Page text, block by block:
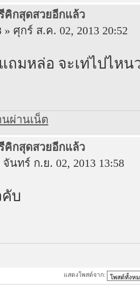
คิกสุดสวยอีกแล้ว
» ศุกร์ ส.ค. 02, 2013 20:52
ถมหล่อ จะเท่ไปไหน
นผ่านเน็ต
คิกสุดสวยอีกแล้ว
จันทร์ ก.ย. 02, 2013 13:58
บ
แสดงโพสต์จาก: